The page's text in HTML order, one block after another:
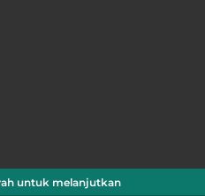
untuk melanjutkan